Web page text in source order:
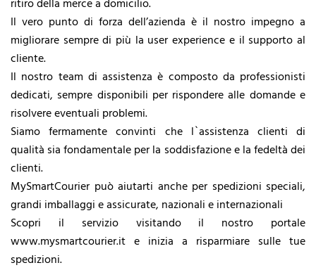
Il vero punto di forza dell’azienda è il nostro impegno a
migliorare sempre di più la user experience e il supporto al
cliente.
Il nostro team di assistenza è composto da professionisti
dedicati, sempre disponibili per rispondere alle domande e
risolvere eventuali problemi.
Siamo fermamente convinti che l`assistenza clienti di
qualità sia fondamentale per la soddisfazione e la fedeltà dei
clienti.
MySmartCourier può aiutarti anche per spedizioni speciali,
grandi imballaggi e assicurate, nazionali e internazionali
Scopri il servizio visitando il nostro portale
www.mysmartcourier.it e inizia a risparmiare sulle tue
spedizioni.